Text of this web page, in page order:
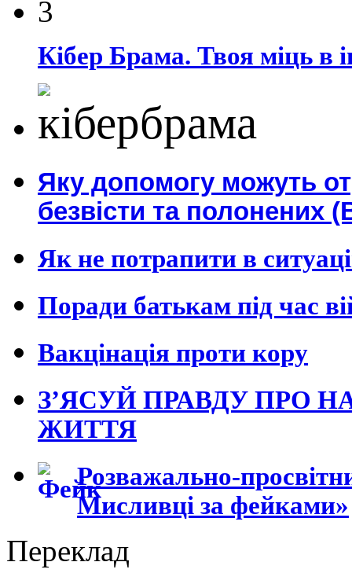
Кібер Брама. Твоя міць в
Яку допомогу можуть
безвісти та полонених
Як не потрапити в
Поради батькам під час
Вакцінація проти кору
З’ЯСУЙ ПРАВДУ ПРО
ЖИТТЯ
Розважально-
Мисливці за фейками»
Переклад